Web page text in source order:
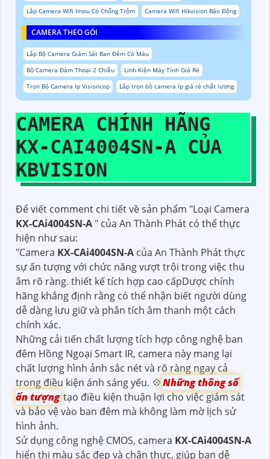
Lắp Camera Wifi Imou Có Chống Trộm
Camera Wifi Hikvision Báo Động
CAMERA THEO GÓI
Lắp Bộ Camera Giám Sát Ban Đêm Có Màu
Bộ Camera Đàm Thoại 2 Chiều
Linh Kiện Máy Tính Giá Rẻ
Trọn Bộ Camera Ip Visioncop
Lắp trọn bộ camera Ip giá rẻ chất lượng
CAMERA CHÍNH HÃNG
KX-CAI4004SN-A CỦA
KBVISION
Để viết comment chi tiết về sản phẩm "Loại Camera
KX-CAi4004SN-A " của An Thành Phát có thể thực
hiện như sau:
"Camera KX-CAi4004SN-A của An Thành Phát thực
sự ấn tượng với chức năng vượt trội trong việc thu
âm rõ ràng. thiết kế tích hợp cao cấpDược chính
hãng khẳng định rằng có thể nhận biết người dùng
dễ dàng lưu giữ và phân tích âm thanh một cách
chính xác.
Những cải tiến chất lượng tích hợp công nghệ ban
đêm Hồng Ngoại Smart IR, camera này mang lại
chất lượng hình ảnh sắc nét và rõ ràng ngay cả
trong điều kiện ánh sáng yếu. 💠Những thông số
ấn tượng tạo điều kiện thuận lợi cho việc giám sát
và bảo vệ vào ban đêm mà không làm mờ lịch sử
hình ảnh.
Sử dụng công nghệ CMOS, camera KX-CAi4004SN-A
hiển thị màu sắc đẹp và chân thực, giúp bạn dễ